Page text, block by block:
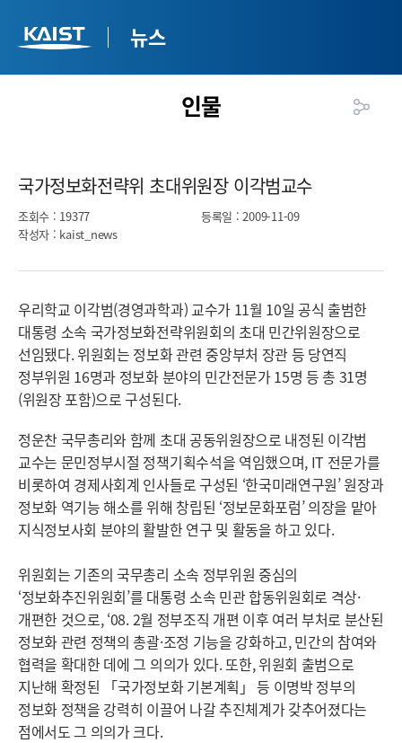
뉴스
인물
국가정보화전략위 초대위원장 이각범교수​
조회수 : 19377 등록일 : 2009-11-09
작성자 : kaist_news
우리학교 이각범(경영과학과) 교수가 11월 10일 공식 출범한
대통령 소속 국가정보화전략위원회의 초대 민간위원장으로
선임됐다. 위원회는 정보화 관련 중앙부처 장관 등 당연직
정부위원 16명과 정보화 분야의 민간전문가 15명 등 총 31명
(위원장 포함)으로 구성된다.
정운찬 국무총리와 함께 초대 공동위원장으로 내정된 이각범
교수는 문민정부시절 정책기획수석을 역임했으며, IT 전문가를
비롯하여 경제사회계 인사들로 구성된 ‘한국미래연구원’ 원장과
정보화 역기능 해소를 위해 창립된 ‘정보문화포럼’ 의장을 맡아
지식정보사회 분야의 활발한 연구 및 활동을 하고 있다.
위원회는 기존의 국무총리 소속 정부위원 중심의
‘정보화추진위원회’를 대통령 소속 민관 합동위원회로 격상·
개편한 것으로, ‘08. 2월 정부조직 개편 이후 여러 부처로 분산된
정보화 관련 정책의 총괄·조정 기능을 강화하고, 민간의 참여와
협력을 확대한 데에 그 의의가 있다. 또한, 위원회 출범으로
지난해 확정된 「국가정보화 기본계획」 등 이명박 정부의
정보화 정책을 강력히 이끌어 나갈 추진체계가 갖추어졌다는
점에서도 그 의의가 크다.